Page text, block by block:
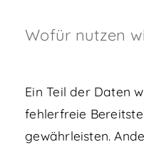
Wofür nutzen
Ein Teil der Daten
fehlerfreie
gewährleisten.